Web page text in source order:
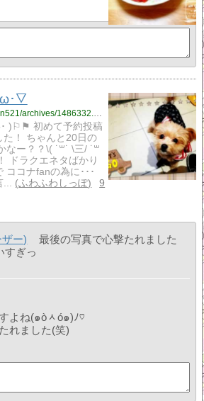
ω･▽
http://blog.livedoor.jp/ayapon521/archives/1486332.html
･ )⚐⚑ 初めて予約投稿
た！ ちゃんと20日の
ー？？\( ˙꒳​˙ \三/ ˙꒳​
ドラクエネタばかり
ココナfanの為に･･･
ふわふわしっぽ
9
ー)
最後の写真で心撃たれました
すぎっ
よね(๑òᆺó๑)ﾉ♡
れました(笑)